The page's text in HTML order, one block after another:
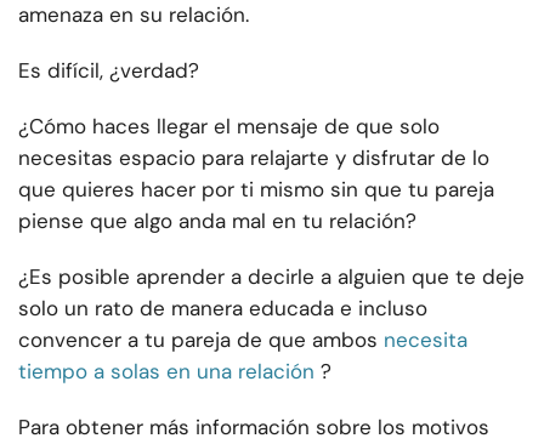
amenaza en su relación.
Es difícil, ¿verdad?
¿Cómo haces llegar el mensaje de que solo
necesitas espacio para relajarte y disfrutar de lo
que quieres hacer por ti mismo sin que tu pareja
piense que algo anda mal en tu relación?
¿Es posible aprender a decirle a alguien que te deje
solo un rato de manera educada e incluso
convencer a tu pareja de que ambos necesita
tiempo a solas en una relación ?
Para obtener más información sobre los motivos